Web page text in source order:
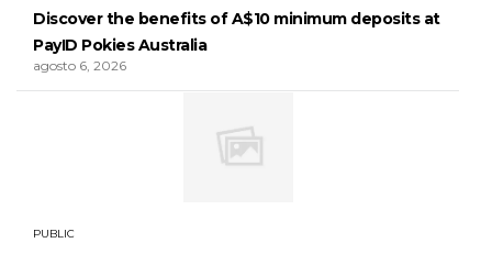
Discover the benefits of A$10 minimum deposits at
PayID Pokies Australia
agosto 6, 2026
PUBLIC